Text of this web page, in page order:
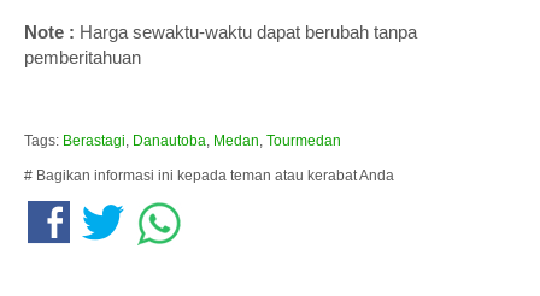
Note : Harga sewaktu-waktu dapat berubah tanpa
pemberitahuan
Tags: Berastagi Danautoba Medan Tourmedan
# Bagikan informasi ini kepada teman atau kerabat Anda